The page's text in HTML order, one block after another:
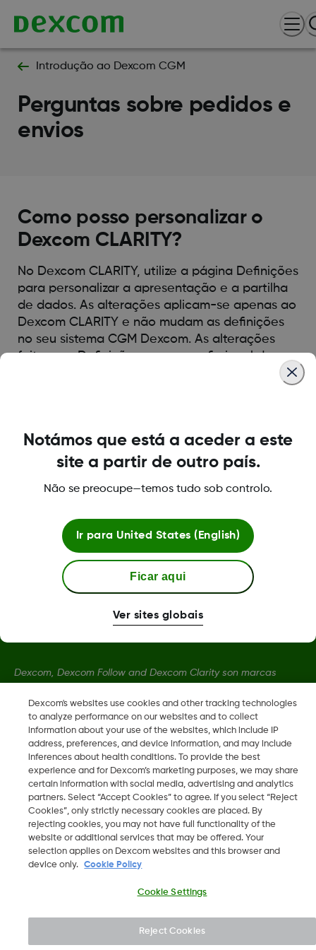
Introdução ao Dexcom CGM
Perguntas sobre pedidos e
envios
Como posso personalizar o
Dexcom CLARITY?
No Dexcom CLARITY, utilize a página Definições
para personalizar a apresentação e a partilha
de dados. As alterações aplicam-se apenas ao
Dexcom CLARITY e não mudam as definições
no seu sistema CGM Dexcom. As alterações
feitas nas Definições por um profissional de
saúde durante uma sessão em clínica aplicam-
Was this article helpful?
LBL014350 Rev 004
Termos e políticas
Dexcom, Dexcom Follow and Dexcom Clarity son marcas
serlo en otros países.
LBL014350 Rev 004
2026 Dexcom International Ltd. Todos los derechos
reservados.
Dexcom's websites use cookies and other tracking technologies
to analyze performance on our websites and to collect
information about your use of the websites, which include IP
address, preferences, and device information, and may include
inferences about health conditions. To provide the best
experience and for Dexcom’s marketing purposes, we may share
certain information with social media, advertising and analytics
partners. Select “Accept Cookies” to agree. If you select “Reject
Cookies”, only strictly necessary cookies are placed. By
rejecting cookies, you may not have full functionality of the
website or additional services that may be offered. Your
selection applies on Dexcom websites and this browser and
device only.
Cookie Policy
Cookie Settings
Reject Cookies
Notámos que está a aceder a este
site a partir de outro país.
Não se preocupe—temos tudo sob controlo.
Ir para United States (English)
Ficar aqui
Ver sites globais